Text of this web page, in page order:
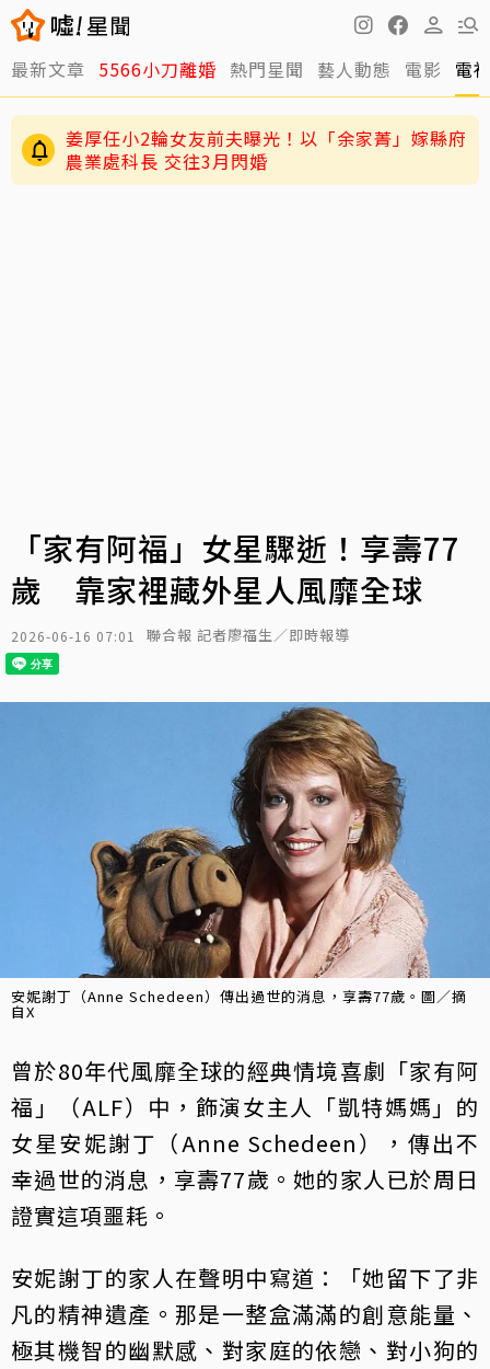
最新文章 5566小刀離婚 熱門星聞 藝人動態 電影 電
姜厚任小2輪女友前夫曝光！以「余家菁」嫁縣府
農業處科長 交往3月閃婚
「家有阿福」女星驟逝！享壽77
歲 靠家裡藏外星人風靡全球
2026-06-16 07:01 聯合報 記者廖福生／即時報導
安妮謝丁（Anne Schedeen）傳出過世的消息，享壽77歲。圖／摘
自X
曾於80年代風靡全球的經典情境喜劇「家有阿
福」（ALF）中，飾演女主人「凱特媽媽」的
女星安妮謝丁（Anne Schedeen），傳出不
幸過世的消息，享壽77歲。她的家人已於周日
證實這項噩耗。
安妮謝丁的家人在聲明中寫道：「她留下了非
凡的精神遺產。那是一整盒滿滿的創意能量、
極其機智的幽默感、對家庭的依戀、對小狗的